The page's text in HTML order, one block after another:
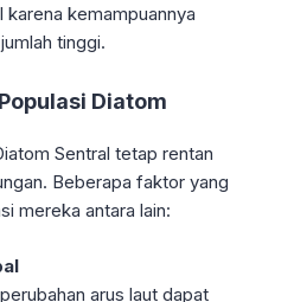
kemampuannya
tinggi.
Diatom
Sentral tetap rentan
Beberapa faktor yang
mereka antara lain:
arus laut dapat